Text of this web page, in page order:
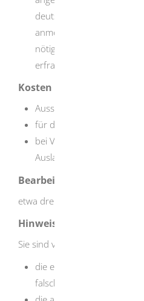
deutschen Meldebehörde
anmelden. Welche
nötig sind, können Sie bei
erfragen.
Kosten
Ausstellung der eID-Karte:
für den optionalen
bei Versand des PIN-
Auslagen
Bearbeitungsdauer
etwa drei bis sechs Wochen
Hinweise
Sie sind verpflichtet, der
die eID-Karte vorzulegen,
falsch ist,